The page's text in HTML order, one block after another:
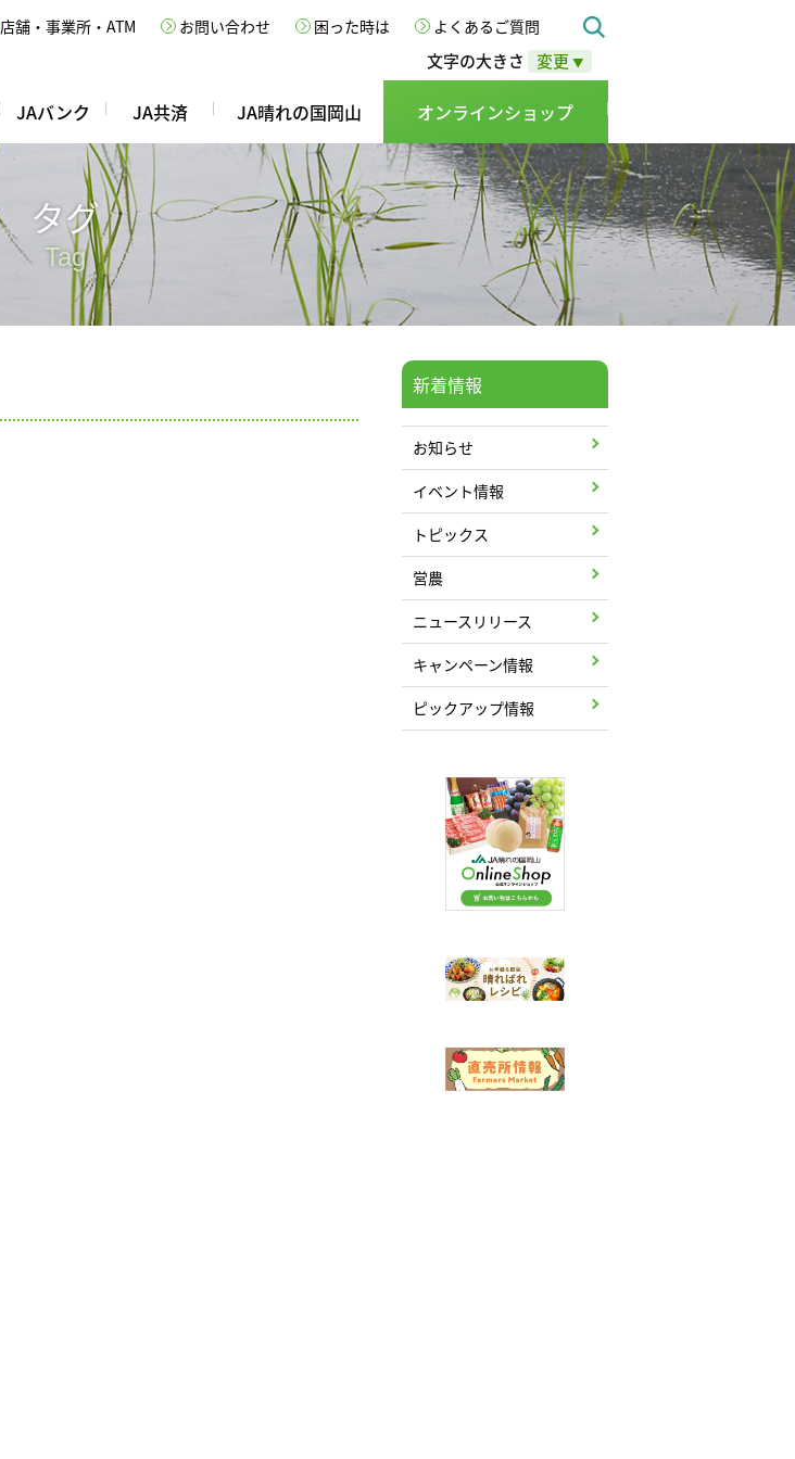
文字の大きさ 変更 ▼
JAバンク JA共済 JA晴れの国岡山 オンラインショップ
店舗・事業所・ATM お問い合わせ 困った時は よくあるご質問
タグ
Tag
新着情報
お知らせ
イベント情報
トピックス
営農
ニュースリリース
キャンペーン情報
ピックアップ情報